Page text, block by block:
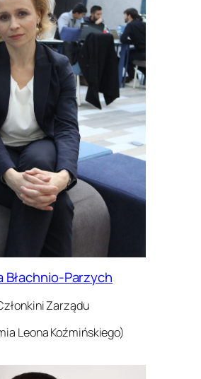
Błachnio-Parzych
Zarządu
Leona Koźmińskiego)